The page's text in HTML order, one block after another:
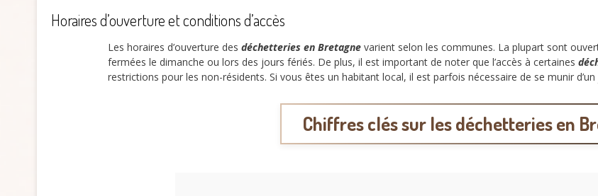
Horaires d’ouverture et conditions d’accès
Les horaires d’ouverture des déchetteries en Bretagne varient selon les communes. La plupart sont
fermées le dimanche ou lors des jours fériés. De plus, il est important de noter que l’accès à certaines
restrictions pour les non-résidents. Si vous êtes un habitant local, il est parfois nécessaire de se munir
Chiffres clés sur les déchetteries en